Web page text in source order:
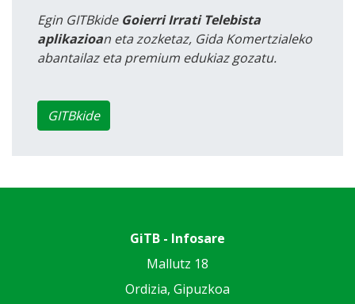
Egin GITBkide Goierri Irrati Telebista
aplikazioan eta zozketaz, Gida Komertzialeko
abantailaz eta premium edukiaz gozatu.
GITBkide
GiTB - Infosare
Mallutz 18
Ordizia, Gipuzkoa